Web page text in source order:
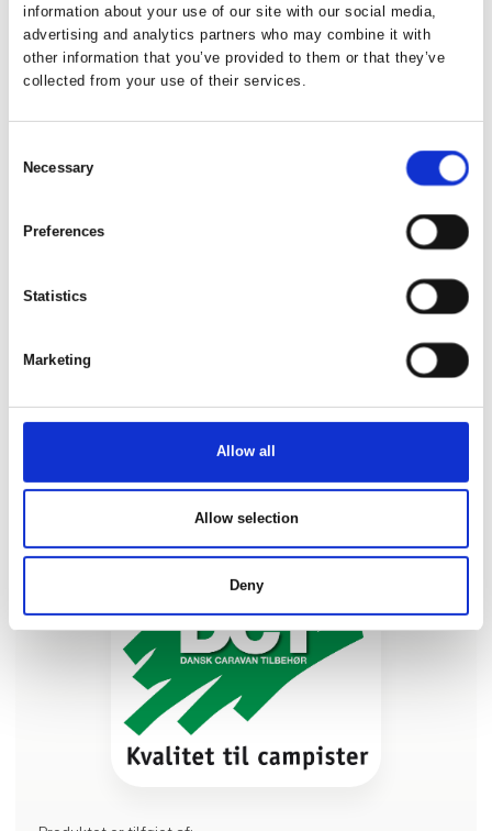
information about your use of our site with our social media,
advertising and analytics partners who may combine it with
other information that you’ve provided to them or that they’ve
collected from your use of their services.
Selection
Necessary
Preferences
Statistics
Marketing
Allow all
Allow selection
Deny
Brunner Cruiser foldestol
Brunner Skye 3D Compact